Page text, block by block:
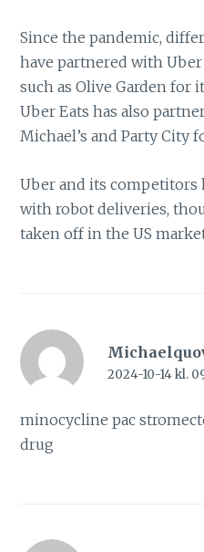
Since the pandemic,
have partnered with
such as Olive Garden for
Uber Eats has also
Michael’s and Party City
Uber and its competitors
with robot deliveries,
taken off in the US
2024-10-14 kl.
minocycline pac
drug